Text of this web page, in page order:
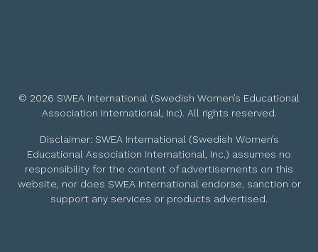
© 2026 SWEA International (Swedish Women’s Educational
Association International, Inc). All rights reserved.
Disclaimer: SWEA International (Swedish Women’s
Educational Association International, Inc.) assumes no
responsibility for the content of advertisements on this
website, nor does SWEA International endorse, sanction or
support any services or products advertised.